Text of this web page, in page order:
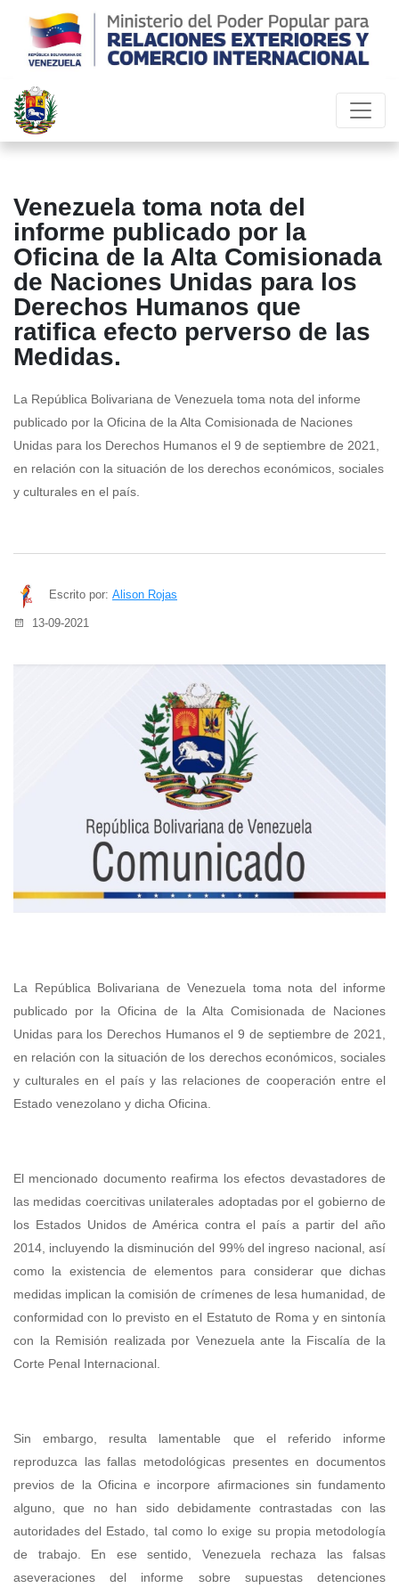
Venezuela toma nota del
informe publicado por la
Oficina de la Alta Comisionada
de Naciones Unidas para los
Derechos Humanos que
ratifica efecto perverso de las
Medidas.
La República Bolivariana de Venezuela toma nota del informe
publicado por la Oficina de la Alta Comisionada de Naciones
Unidas para los Derechos Humanos el 9 de septiembre de 2021,
en relación con la situación de los derechos económicos, sociales
y culturales en el país.
Escrito por: Alison Rojas
13-09-2021
La República Bolivariana de Venezuela toma nota del informe
publicado por la Oficina de la Alta Comisionada de Naciones
Unidas para los Derechos Humanos el 9 de septiembre de 2021,
en relación con la situación de los derechos económicos, sociales
y culturales en el país y las relaciones de cooperación entre el
Estado venezolano y dicha Oficina.
El mencionado documento reafirma los efectos devastadores de
las medidas coercitivas unilaterales adoptadas por el gobierno de
los Estados Unidos de América contra el país a partir del año
2014, incluyendo la disminución del 99% del ingreso nacional, así
como la existencia de elementos para considerar que dichas
medidas implican la comisión de crímenes de lesa humanidad, de
conformidad con lo previsto en el Estatuto de Roma y en sintonía
con la Remisión realizada por Venezuela ante la Fiscalía de la
Corte Penal Internacional.
Sin embargo, resulta lamentable que el referido informe
reproduzca las fallas metodológicas presentes en documentos
previos de la Oficina e incorpore afirmaciones sin fundamento
alguno, que no han sido debidamente contrastadas con las
autoridades del Estado, tal como lo exige su propia metodología
de trabajo. En ese sentido, Venezuela rechaza las falsas
aseveraciones del informe sobre supuestas detenciones